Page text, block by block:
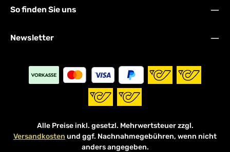
So finden Sie uns
Newsletter
Alle Preise inkl. gesetzl. Mehrwertsteuer zzgl.
Versandkosten und ggf. Nachnahmegebühren, wenn nicht
anders angegeben.